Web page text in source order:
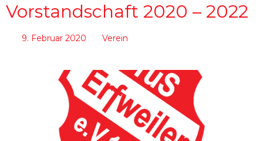
Vorstandschaft 2020 – 2022
9. Februar 2020 Verein